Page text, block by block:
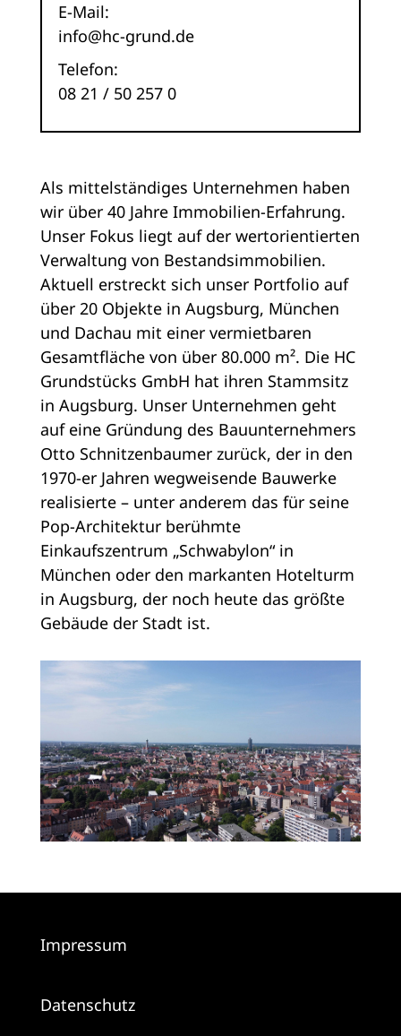
Als mittelständiges Unternehmen haben
wir über 40 Jahre Immobilien-Erfahrung.
Unser Fokus liegt auf der wertorientierten
Verwaltung von Bestandsimmobilien.
Aktuell erstreckt sich unser Portfolio auf
über 20 Objekte in Augsburg, München
und Dachau mit einer vermietbaren
Gesamtfläche von über 80.000 m². Die HC
Grundstücks GmbH hat ihren Stammsitz
in Augsburg. Unser Unternehmen geht
auf eine Gründung des Bauunternehmers
Otto Schnitzenbaumer zurück, der in den
1970-er Jahren wegweisende Bauwerke
realisierte – unter anderem das für seine
Pop-Architektur berühmte
Einkaufszentrum „Schwabylon“ in
München oder den markanten Hotelturm
in Augsburg, der noch heute das größte
Gebäude der Stadt ist.
E-Mail:
info@hc-grund.de
Telefon:
08 21 / 50 257 0
Impressum
Datenschutz